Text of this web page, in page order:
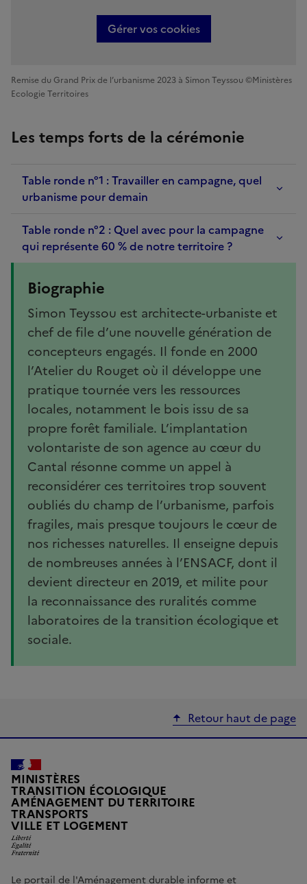
Gérer vos cookies
Remise du Grand Prix de l’urbanisme 2023 à Simon Teyssou ©Ministères
Ecologie Territoires
Les temps forts de la cérémonie
Table ronde n°1 : Travailler en campagne, quel
urbanisme pour demain
Table ronde n°2 : Quel avec pour la campagne
qui représente 60 % de notre territoire ?
Biographie
Simon Teyssou est architecte-urbaniste et
chef de file d’une nouvelle génération de
concepteurs engagés. Il fonde en 2000
l’Atelier du Rouget où il développe une
pratique tournée vers les ressources
locales, notamment le bois issu de sa
propre forêt familiale. L’implantation
volontariste de son agence au cœur du
Cantal résonne comme un appel à
reconsidérer ces territoires trop souvent
oubliés du champ de l’urbanisme, parfois
fragiles, mais presque toujours le cœur de
nos richesses naturelles. Il enseigne depuis
de nombreuses années à l’ENSACF, dont il
devient directeur en 2019, et milite pour
la reconnaissance des ruralités comme
laboratoires de la transition écologique et
sociale.
Retour haut de page
MINISTÈRES
TRANSITION ÉCOLOGIQUE
AMÉNAGEMENT DU TERRITOIRE
TRANSPORTS
VILLE ET LOGEMENT
Liberté, Égalité, Fraternité
Le portail de l'Aménagement durable informe et